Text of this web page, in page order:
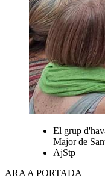
El grup
Major de
AjStp
ARA A PORTADA